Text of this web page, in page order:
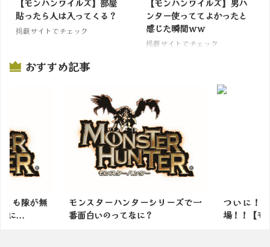
【モンハンワイルズ】部屋
貼ったら人は入ってくる？
掲載サイトでチェック
【モンハンワイルズ】男ハ
ンター使っててよかったと
感じた瞬間ｗｗ
掲載サイトでチェック
おすすめ記事
リーズで一
ついに！！イァンクック先生登
場！！【モンハンワイルズ】
モンハン
して里帰